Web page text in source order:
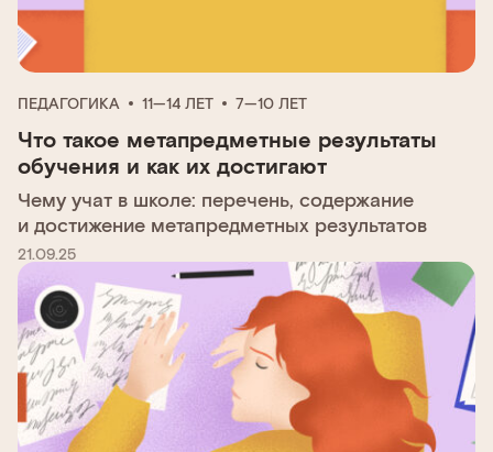
ПЕДАГОГИКА 11—14 ЛЕТ 7—10 ЛЕТ
Что такое метапредметные результаты
обучения и как их достигают
Чему учат в школе: перечень, содержание
и достижение метапредметных результатов
21.09.25